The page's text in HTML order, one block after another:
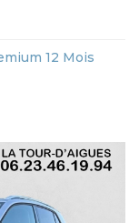
12 Mois